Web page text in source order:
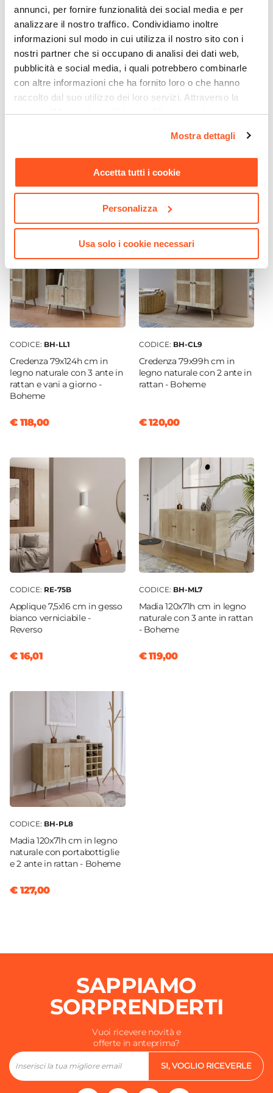
annunci, per fornire funzionalità dei social media e per
analizzare il nostro traffico. Condividiamo inoltre
informazioni sul modo in cui utilizza il nostro sito con i
nostri partner che si occupano di analisi dei dati web,
pubblicità e social media, i quali potrebbero combinarle
con altre informazioni che ha fornito loro o che hanno
raccolto dal suo utilizzo dei loro servizi. Attraverso la
sezione "Mostra dettagli" è possibile gestire le proprie
momento. Per maggiori informazioni si invita a leggere la
nostraCookie Policy.
Mostra dettagli
Accetta tutti i cookie
Personalizza
Usa solo i cookie necessari
top in rattan e base in legno
€ 74,01
CODICE: BH-LL1
Credenza 79x124h cm in
legno naturale con 3 ante in
rattan e vani a giorno -
Boheme
€ 118,00
CODICE: BH-CL9
Credenza 79x99h cm in
legno naturale con 2 ante in
rattan - Boheme
€ 120,00
CODICE: RE-75B
Applique 7,5x16 cm in gesso
bianco verniciabile -
Reverso
€ 16,01
CODICE: BH-ML7
Madia 120x71h cm in legno
naturale con 3 ante in rattan
- Boheme
€ 119,00
CODICE: BH-PL8
Madia 120x71h cm in legno
naturale con portabottiglie
e 2 ante in rattan - Boheme
€ 127,00
SAPPIAMO
SORPRENDERTI
Vuoi ricevere novità e
offerte in anteprima?
SI, VOGLIO RICEVERLE